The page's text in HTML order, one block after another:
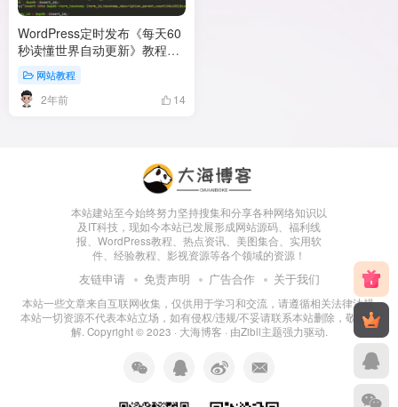
WordPress定时发布《每天60
秒读懂世界自动更新》教程分
享
网站教程
2年前 14
本站建站至今始终努力坚持搜集和分享各种网络知识以
及IT科技，现如今本站已发展形成网站源码、福利线
报、WordPress教程、热点资讯、美图集合、实用软
件、经验教程、影视资源等各个领域的资源！
友链申请 免责声明 广告合作 关于我们
本站一些文章来自互联网收集，仅供用于学习和交流，请遵循相关法律法规.
本站一切资源不代表本站立场，如有侵权/违规/不妥请联系本站删除，敬请谅
解. Copyright © 2023 · 大海博客 · 由Zibll主题强力驱动.